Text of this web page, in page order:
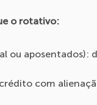
o rotativo:
ou aposentados):
com